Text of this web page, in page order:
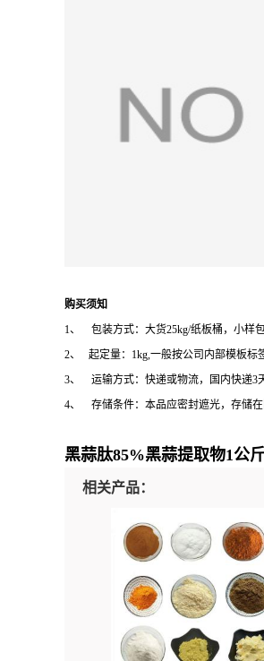
购买须知
1、 包装方式：大货25kg/纸板桶，小样
2、 起定量：1kg,一般按公司内部模板标
3、 运输方式：快递或物流，国内快递3
4、 存储条件：本品应密封遮光，存储在
黑蒜肽85%黑蒜提取物1公
相关产品：